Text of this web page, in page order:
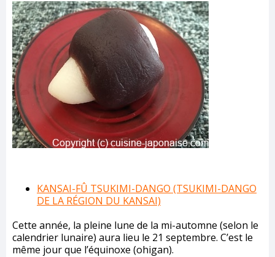
KANSAI-FÛ TSUKIMI-DANGO (TSUKIMI-DANGO
DE LA RÉGION DU KANSAI)
Cette année, la pleine lune de la mi-automne (selon le
calendrier lunaire) aura lieu le 21 septembre. C’est le
même jour que l’équinoxe (ohigan).